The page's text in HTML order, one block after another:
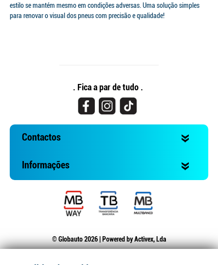
estilo se mantém mesmo em condições adversas. Uma solução simples
para renovar o visual dos pneus com precisão e qualidade!
Ir para o carrinho
. Fica a par de tudo .
Contactos
Informações
© Globauto 2026 | Powered byActivex, Lda